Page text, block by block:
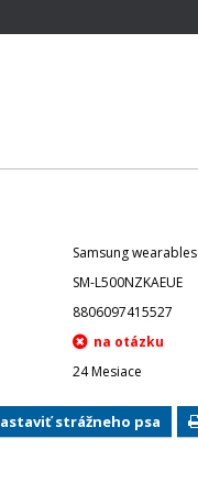
Samsung wearables
SM-L500NZKAEUE
8806097415527
24 Mesiace
Nastaviť strážneho psa